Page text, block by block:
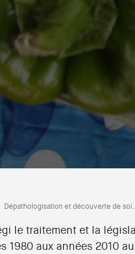
Dépathologisation et découverte de
le traitement et la
1980 aux années 2010